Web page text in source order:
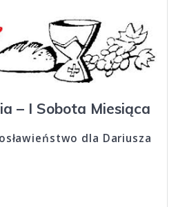
– I Sobota Miesiąca
dla Dariusza